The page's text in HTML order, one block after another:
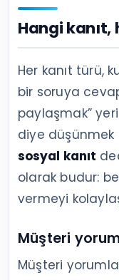
Hangi
Her kanıt türü,
bir soruya
paylaşmak”
diye
sosyal kanıt
olarak budur:
vermeyi
Müşteri
Müşteri